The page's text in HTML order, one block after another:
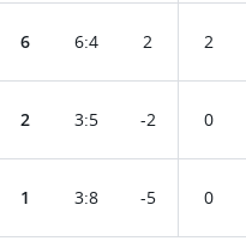
6 6:4 2 2
2 3:5 -2 0
1 3:8 -5 0